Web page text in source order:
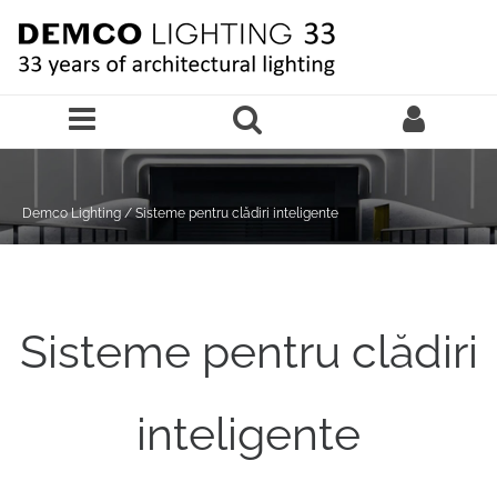
Demco Lighting / Sisteme pentru clădiri inteligente
Sisteme pentru clădiri
inteligente